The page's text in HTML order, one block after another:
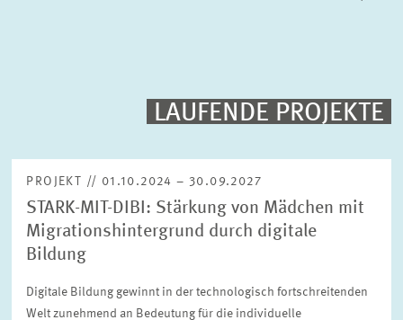
PROJEKTE
TEAM & KONTAKT
Sortierung
Nach Projektbeginn absteigend
Status
Bitte wählen Sie einen Status
LAUFENDE PROJEKTE
PROJEKT // 01.10.2024 – 30.09.2027
STARK-MIT-DIBI: Stärkung von Mädchen mit
Migrationshintergrund durch digitale
Bildung
Digitale Bildung gewinnt in der technologisch fortschreitenden
Welt zunehmend an Bedeutung für die individuelle